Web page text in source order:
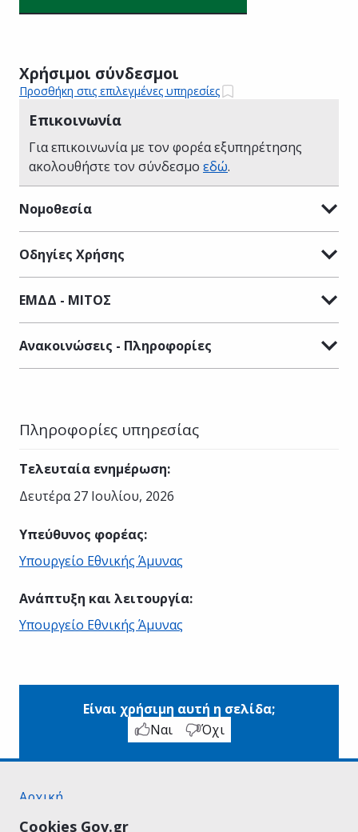
Cookies Gov.gr
Χρήσιμοι σύνδεσμοι
Προσθήκη στις επιλεγμένες υπηρεσίες
Επικοινωνία
Για επικοινωνία με τον φορέα εξυπηρέτησης
ακολουθήστε τον σύνδεσμο εδώ.
Νομοθεσία
Οδηγίες Χρήσης
ΕΜΔΔ - ΜΙΤΟΣ
Ανακοινώσεις - Πληροφορίες
Πληροφορίες υπηρεσίας
Τελευταία ενημέρωση:
Δευτέρα 27 Ιουλίου, 2026
Υπεύθυνος φορέας:
Υπουργείο Εθνικής Άμυνας
Ανάπτυξη και λειτουργία:
Υπουργείο Εθνικής Άμυνας
Είναι χρήσιμη αυτή η σελίδα;
Ναι
Όχι
Αρχική